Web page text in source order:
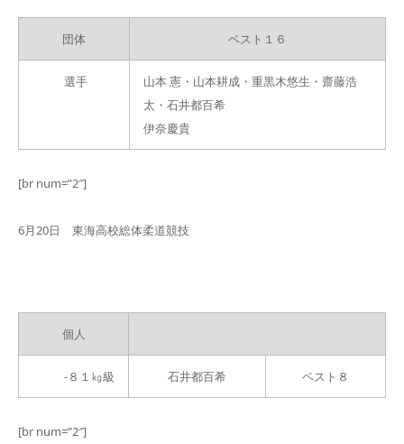
団体 ベスト１６
選手
山本 憲・山本耕成・重黒木悠生・齋藤浩
太・石井都百希
伊奈慶貴
[br num=”2″]
6月20日 東海高校総体柔道競技
個人
-８１㎏級 石井都百希 ベスト８
[br num=”2″]